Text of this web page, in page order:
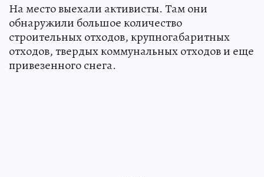
На место выехали активисты. Там они
обнаружили большое количество
строительных отходов, крупногабаритных
отходов, твердых коммунальных отходов и еще
привезенного снега.